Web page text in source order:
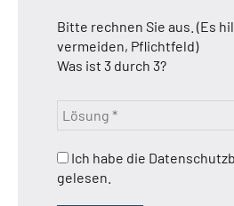
Bitte rechnen Sie aus. (Es
vermeiden, Pflichtfeld)
Was ist 3 durch 3?
Ich habe die
gelesen.